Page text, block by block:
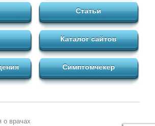
Статьи
Каталог сайтов
Симптомчекер
о врачах